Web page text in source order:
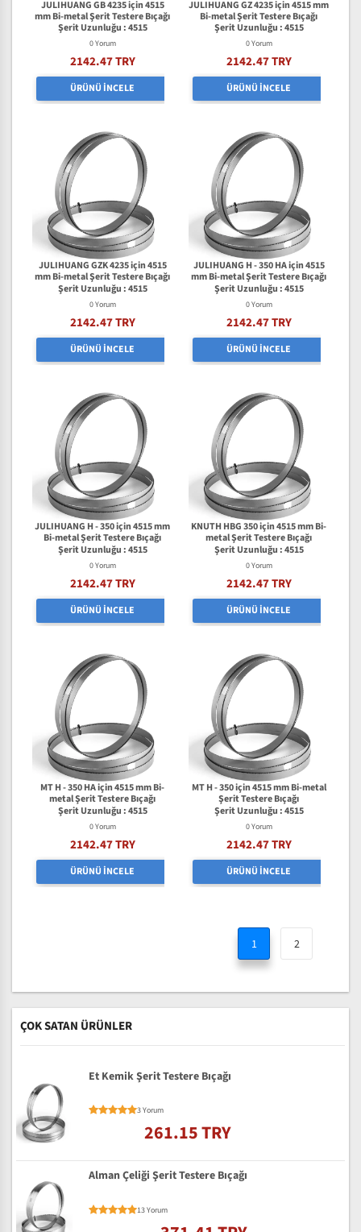
JULIHUANG GB 4235 için 4515
mm Bi-metal Şerit Testere Bıçağı
Şerit Uzunluğu : 4515
0 Yorum
2142.47 TRY
ÜRÜNÜ İNCELE
JULIHUANG GZ 4235 için 4515 mm
Bi-metal Şerit Testere Bıçağı
Şerit Uzunluğu : 4515
0 Yorum
2142.47 TRY
ÜRÜNÜ İNCELE
JULIHUANG GZK 4235 için 4515
mm Bi-metal Şerit Testere Bıçağı
Şerit Uzunluğu : 4515
0 Yorum
2142.47 TRY
ÜRÜNÜ İNCELE
JULIHUANG H - 350 HA için 4515
mm Bi-metal Şerit Testere Bıçağı
Şerit Uzunluğu : 4515
0 Yorum
2142.47 TRY
ÜRÜNÜ İNCELE
JULIHUANG H - 350 için 4515 mm
Bi-metal Şerit Testere Bıçağı
Şerit Uzunluğu : 4515
0 Yorum
2142.47 TRY
ÜRÜNÜ İNCELE
KNUTH HBG 350 için 4515 mm Bi-
metal Şerit Testere Bıçağı
Şerit Uzunluğu : 4515
0 Yorum
2142.47 TRY
ÜRÜNÜ İNCELE
MT H - 350 HA için 4515 mm Bi-
metal Şerit Testere Bıçağı
Şerit Uzunluğu : 4515
0 Yorum
2142.47 TRY
ÜRÜNÜ İNCELE
MT H - 350 için 4515 mm Bi-metal
Şerit Testere Bıçağı
Şerit Uzunluğu : 4515
0 Yorum
2142.47 TRY
ÜRÜNÜ İNCELE
1 2
ÇOK SATAN ÜRÜNLER
Et Kemik Şerit Testere Bıçağı
3 Yorum
261.15 TRY
Alman Çeliği Şerit Testere Bıçağı
13 Yorum